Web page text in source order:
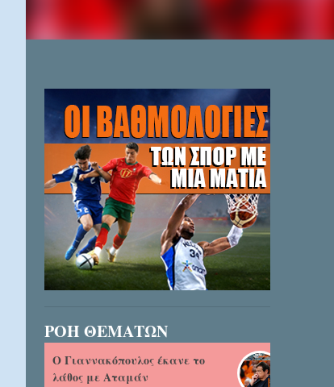
ΡΟΗ ΘΕΜΑΤΩΝ
Ο Γιαννακόπουλος έκανε το
λάθος με Αταμάν